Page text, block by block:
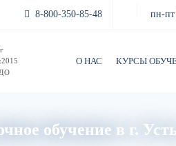
8-800-350-85-48 пн-пт
О НАС КУРСЫ
обучение в г.